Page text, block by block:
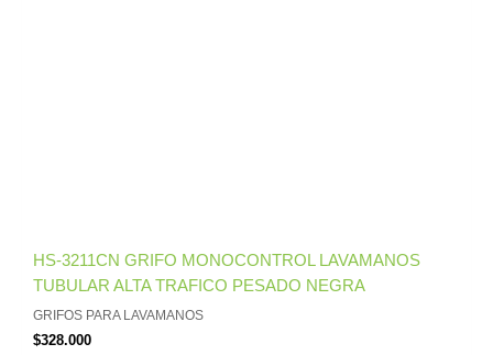
HS-3211CN GRIFO MONOCONTROL LAVAMANOS
TUBULAR ALTA TRAFICO PESADO NEGRA
GRIFOS PARA LAVAMANOS
$328.000